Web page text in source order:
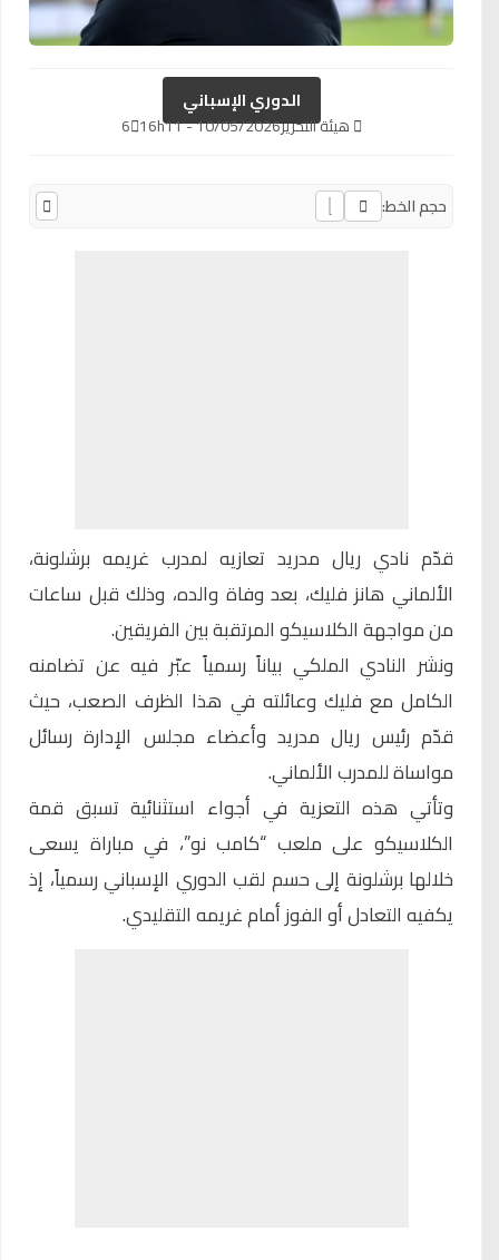
الدوري الإسباني
هيئة التحرير10/05/2026 - 16h11
6
حجم الخط:
قدّم نادي ريال مدريد تعازيه لمدرب غريمه برشلونة،
الألماني هانز فليك، بعد وفاة والده، وذلك قبل ساعات
من مواجهة الكلاسيكو المرتقبة بين الفريقين.
ونشر النادي الملكي بياناً رسمياً عبّر فيه عن تضامنه
الكامل مع فليك وعائلته في هذا الظرف الصعب، حيث
قدّم رئيس ريال مدريد وأعضاء مجلس الإدارة رسائل
مواساة للمدرب الألماني.
وتأتي هذه التعزية في أجواء استثنائية تسبق قمة
الكلاسيكو على ملعب “كامب نو”، في مباراة يسعى
خلالها برشلونة إلى حسم لقب الدوري الإسباني رسمياً، إذ
يكفيه التعادل أو الفوز أمام غريمه التقليدي.